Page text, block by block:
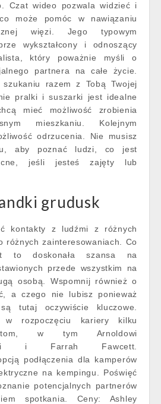
Czat wideo pozwala widzieć i
może pomóc w nawiązaniu
więzi. Jego typowym
wykształcony i odnoszący
który poważnie myśli o
partnera na całe życie.
szukaniu razem z Tobą Twojej
pralki i suszarki jest idealne
mieć możliwość zrobienia
mieszkaniu. Kolejnym
odrzucenia. Nie musisz
aby poznać ludzi, co jest
jeśli jesteś zajęty lub
grudusk
kontakty z ludźmi z różnych
różnych zainteresowaniach. Co
to doskonała szansa na
przede wszystkim na
osobą. Wspomnij również o
a czego nie lubisz ponieważ
tutaj oczywiście kluczowe.
w rozpoczęciu kariery kilku
w tym Arnoldowi
i Farrah Fawcett.
podłączenia dla kamperów
na kempingu. Poświęć
potencjalnych partnerów
spotkania. Ceny: Ashley